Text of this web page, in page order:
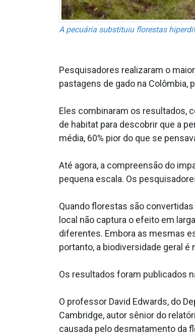
A pecuária substituiu florestas
Pesquisadores realizaram o
pastagens de gado na Colômbia,
Eles combinaram os resultados,
de habitat para descobrir que a
média, 60% pior do que se
Até agora, a compreensão do
pequena escala. Os
Quando florestas são
local não captura o efeito em
diferentes. Embora as mesmas
portanto, a biodiversidade geral
Os resultados foram publicados
O professor David Edwards, do
Cambridge, autor sênior do
causada pelo desmatamento da